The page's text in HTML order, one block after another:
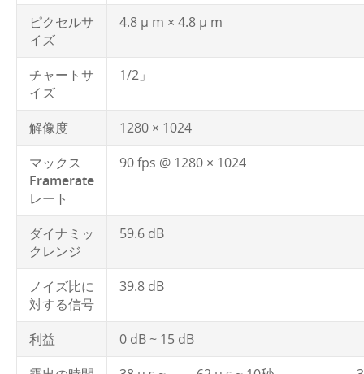
ピクセルサ
イズ
4.8 µ m × 4.8 µ m
チャートサ
イズ
1/2」
解像度
1280 × 1024
マックス
Framerate
レート
90 fps @ 1280 × 1024
ダイナミッ
クレンジ
59.6 dB
ノイズ比に
対する信号
39.8 dB
利益
0 dB ~ 15 dB